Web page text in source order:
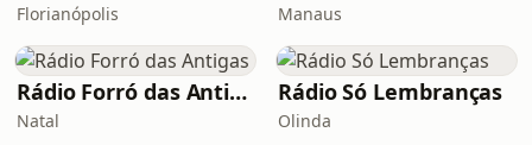
Florianópolis Manaus
Rádio Forró das Antigas
Natal
Rádio Só Lembranças
Olinda